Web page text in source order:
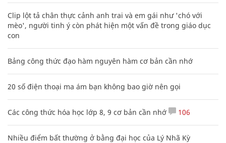
Clip lột tả chân thực cảnh anh trai và em gái như 'chó với
mèo', người tinh ý còn phát hiện một vấn đề trong giáo dục
con
Bảng công thức đạo hàm nguyên hàm cơ bản cần nhớ
20 số điện thoại ma ám bạn không bao giờ nên gọi
Các công thức hóa học lớp 8, 9 cơ bản cần nhớ 106
Nhiều điểm bất thường ở bằng đại học của Lý Nhã Kỳ